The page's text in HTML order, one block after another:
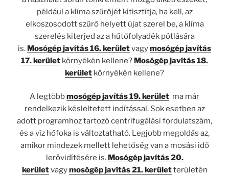
például a klíma szűrőjét kitisztítja, ha kell, az
elkoszosodott szűrő helyett újat szerel be, a klíma
szerelés kiterjed az a hűtőfolyadék pótlására
is. Mosógép javítás 16. kerületvagymosógép javítás
17. kerület környékén kellene? Mosógép javítás 18.
kerület környékén kellene?
A legtöbbmosógép javítás 19. kerület ma már
rendelkezik késleltetett indítással. Sok esetben az
adott programhoz tartozó centrifugálási fordulatszám,
és a víz hőfoka is változtatható. Legjobb megoldás az,
amikor mindezek mellett lehetőség van a mosási idő
lerövidítésére is. Mosógép javítás 20.
kerületvagymosógép javítás 21. kerületterületén